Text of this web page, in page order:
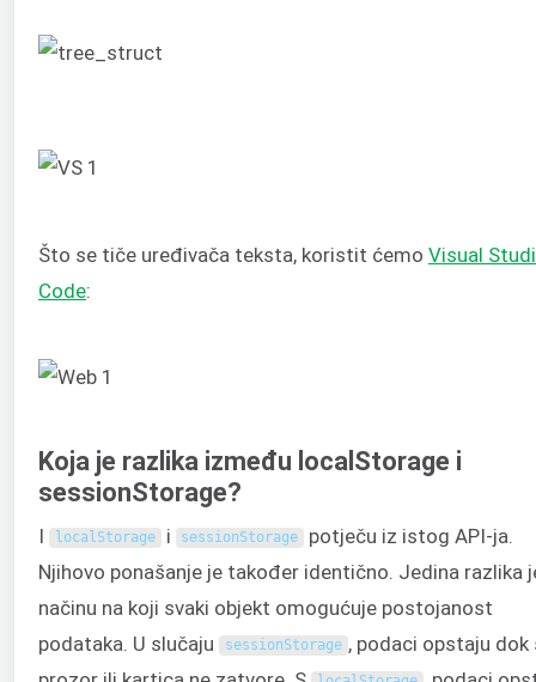
Što se tiče uređivača teksta, koristit ćemo Visual
Code:
Koja je razlika između localStorage i
sessionStorage?
I localStorage i sessionStorage
potječu iz istog API-ja.
Njihovo ponašanje je također identično. Jedina razlika
načinu na koji svaki objekt omogućuje postojanost
podataka. U slučaju
sessionStorage , podaci opstaju dok